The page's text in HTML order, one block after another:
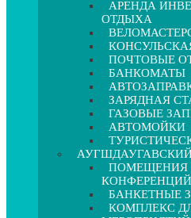
АРЕНДА
ОТДЫХА
ПОЧТОВЫЕ
БАНКОМАТЫ
ЗАРЯДНАЯ
ГАЗОВЫЕ
АВТОМОЙКИ
ПОМЕЩЕНИЯ
КОНФЕРЕНЦИЙ
БАНКЕТНЫЕ
КОМПЛЕКС